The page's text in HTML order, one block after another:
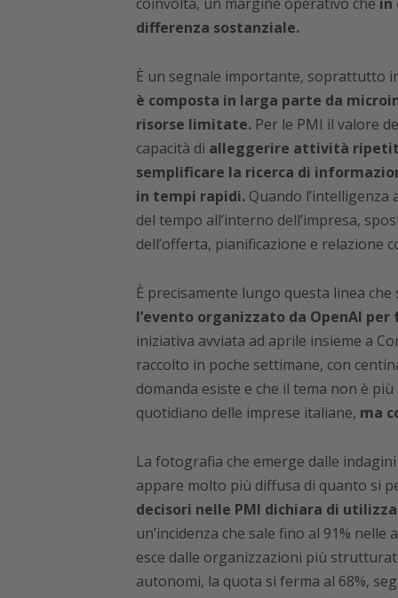
differenza sostanziale.
È un segnale importante, soprattutto
è composta in larga parte da
risorse limitate.Per le PMI il valore
capacità di alleggerire attività
semplificare la ricerca di
in tempi rapidi.Quando l’intelligenza
del tempo all’interno dell’impresa,
dell’offerta, pianificazione e relazione
È precisamente lungo questa linea
l’evento organizzato da OpenAI
iniziativa avviata ad aprile insieme a
raccolto in poche settimane, con
domanda esiste e che il tema non è
quotidiano delle imprese italiane, ma
La fotografia che emerge dalle
appare molto più diffusa di quanto si
decisori nelle PMI dichiara di
un’incidenza che sale fino al 91%
esce dalle organizzazioni più
autonomi, la quota si ferma al 68%,